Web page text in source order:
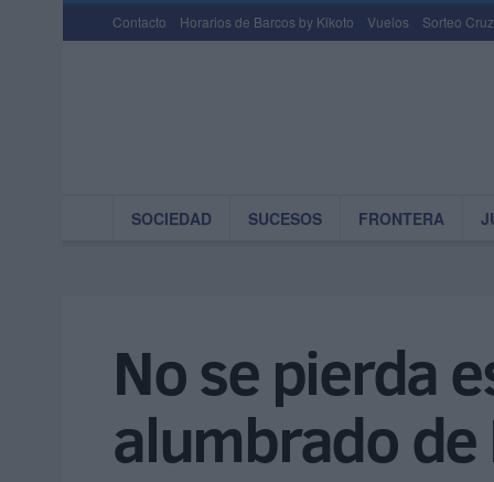
Contacto Horarios de Barcos by Kikoto Vuelos Sorteo
SOCIEDAD SUCESOS FRONTERA
No se pierda
alumbrado